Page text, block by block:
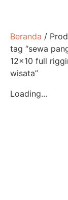
Beranda /
tag “sewa
12x10 full
wisata”
Loading...